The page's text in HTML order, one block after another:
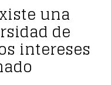
una
de
intereses